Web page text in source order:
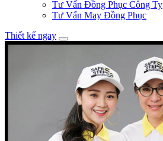
Tư Vấn Đồng Phục Công Ty
Tư Vấn May Đồng Phục
Thiết kế ngay